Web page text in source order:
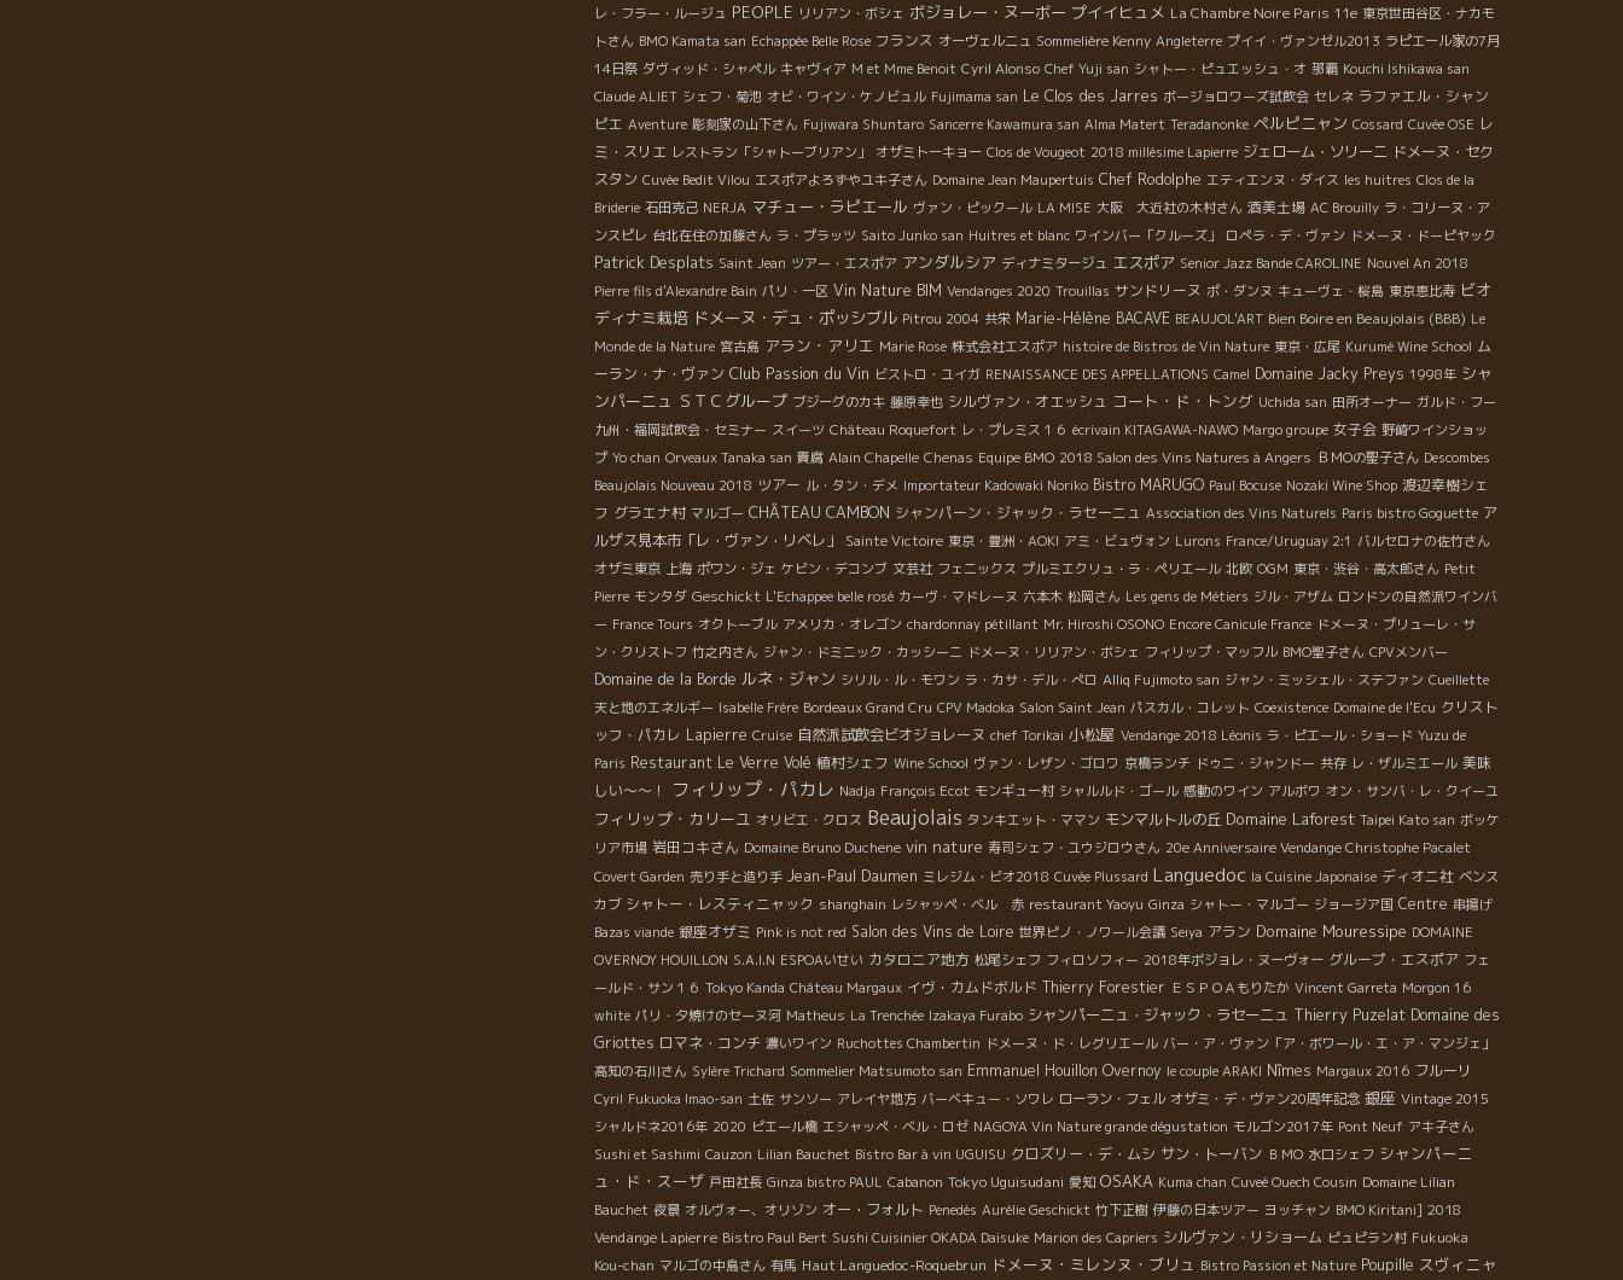
レ・フラー・ルージュ PEOPLE リリアン・ボシェ ボジョレー・ヌーボー プイイヒュメ La Chambre Noire Paris 11e 東京世田谷区・ナカモ
トさん BMO Kamata san Echappée Belle Rose フランス オーヴェルニュ Sommelière Kenny Angleterre プイイ・ヴァンゼル2013 ラピエール家の7月
14日祭 ダヴィッド・シャペル キャヴィア M et Mme Benoit Cyril Alonso Chef Yuji san シャトー・ピュエッシュ・オ 那覇 Kouchi Ishikawa san
Claude ALIET シェフ・菊池 オビ・ワイン・ケノビュル Fujimama san Le Clos des Jarres ボージョロワーズ試飲会 セレネ ラファエル・シャン
ピエ Aventure 彫刻家の山下さん Fujiwara Shuntaro Sancerre Kawamura san Alma Matert Teradanonke ペルピニャン Cossard Cuvée OSE レ
ミ・スリエ レストラン「シャトーブリアン」 オザミトーキョー Clos de Vougeot 2018 millésime Lapierre ジェローム・ソリーニ ドメーヌ・セク
スタン Cuvée Bedit Vilou エスポアよろずやユキ子さん Domaine Jean Maupertuis Chef Rodolphe エティエンヌ・ダイス les huitres Clos de la
Briderie 石田克己 NERJA マチュー・ラピエール ヴァン・ピックール LA MISE 大阪 大近社の木村さん 酒美土場 AC Brouilly ラ・コリーヌ・ア
ンスピレ 台北在住の加藤さん ラ・プラッツ Saito Junko san Huitres et blanc ワインバー「クルーズ」 ロペラ・デ・ヴァン ドメーヌ・ドーピヤック
Patrick Desplats Saint Jean ツアー・エスポア アンダルシア ディナミタージュ エスポア Senior Jazz Bande CAROLINE Nouvel An 2018
Pierre fils d'Alexandre Bain パリ・一区 Vin Nature BIM Vendanges 2020 Trouillas サンドリーヌ ポ・ダンヌ キューヴェ・桜島 東京恵比寿 ビオ
ディナミ栽培 ドメーヌ・デュ・ポッシブル Pitrou 2004 共栄 Marie-Hélène BACAVE BEAUJOL'ART Bien Boire en Beaujolais (BBB) Le
Monde de la Nature 宮古島 アラン・アリエ Marie Rose 株式会社エスポア histoire de Bistros de Vin Nature 東京・広尾 Kurumé Wine School ム
ーラン・ナ・ヴァン Club Passion du Vin ビストロ・ユイガ RENAISSANCE DES APPELLATIONS Camel Domaine Jacky Preys 1998年 シャ
ンパーニュ ＳＴＣグループ ブジーグのカキ 藤原幸也 シルヴァン・オエッシュ コート・ド・トング Uchida san 田所オーナー ガルド・フー
九州・福岡試飲会・セミナー スイーツ Château Roquefort レ・プレミス１６ écrivain KITAGAWA-NAWO Margo groupe 女子会 野崎ワインショッ
プ Yo chan Orveaux Tanaka san 貴腐 Alain Chapelle Chenas Equipe BMO 2018 Salon des Vins Natures à Angers ＢＭОの聖子さん Descombes
Beaujolais Nouveau 2018 ツアー ル・タン・デメ Importateur Kadowaki Noriko Bistro MARUGO Paul Bocuse Nozaki Wine Shop 渡辺幸樹シェ
フ グラエナ村 マルゴー CHÂTEAU CAMBON シャンパーン・ジャック・ラセーニュ Association des Vins Naturels Paris bistro Goguette ア
ルザス見本市「レ・ヴァン・リベレ」
Sainte Victoire 東京・豊洲・AOKI アミ・ビュヴォン Lurons France/Uruguay 2:1 バルセロナの佐竹さん
オザミ東京 上海 ポワン・ジェ ケビン・デコンブ 文芸社 フェニックス プルミエクリュ・ラ・ペリエール 北欧 OGM 東京・渋谷・高太郎さん Petit
Pierre モンタダ Geschickt L'Echappee belle rosé カーヴ・マドレーヌ 六本木 松岡さん Les gens de Métiers ジル・アザム ロンドンの自然派ワインバ
ー France Tours オクトーブル アメリカ・オレゴン chardonnay pétillant Mr. Hiroshi OSONO Encore Canicule France ドメーヌ・プリューレ・サ
ン・クリストフ 竹之内さん ジャン・ドミニック・カッシーニ ドメーヌ・リリアン・ボシェ フィリップ・マッフル BMO聖子さん CPVメンバー
Domaine de la Borde ルネ・ジャン シリル・ル・モワン ラ・カサ・デル・ぺロ Alliq Fujimoto san ジャン・ミッシェル・ステファン Cueillette
天と地のエネルギー Isabelle Frère Bordeaux Grand Cru CPV Madoka Salon Saint Jean パスカル・コレット Coexistence Domaine de l'Ecu クリスト
ッフ・パカレ Lapierre Cruise 自然派試飲会ビオジョレーヌ chef Torikai 小松屋 Vendange 2018 Léonis ラ・ピエール・ショード Yuzu de
Paris Restaurant Le Verre Volé 植村シェフ Wine School ヴァン・レザン・ゴロワ 京橋ランチ ドゥニ・ジャンドー 共存 レ・ザルミエール 美味
しい～～！
フィリップ・パカレ Nadja François Ecot モンギュー村 シャルルド・ゴール 感動のワイン アルボワ オン・サンバ・レ・クイーユ
フィリップ・カリーユ オリビエ・クロス Beaujolais タンキエット・ママン モンマルトルの丘 Domaine Laforest Taipei Kato san ボッケ
リア市場 岩田コキさん Domaine Bruno Duchene vin nature 寿司シェフ・ユウジロウさん 20e Anniversaire Vendange Christophe Pacalet
Covert Garden 売り手と造り手 Jean-Paul Daumen ミレジム・ビオ2018 Cuvée Plussard Languedoc la Cuisine Japonaise ディオニ社 ベンス
カブ シャトー・レスティニャック shanghain レシャッペ・ベル 赤 restaurant Yaoyu Ginza シャトー・マルゴー ジョージア国 Centre 串揚げ
Bazas viande 銀座オザミ Pink is not red Salon des Vins de Loire 世界ピノ・ノワール会議 Seiya アラン Domaine Mouressipe DOMAINE
OVERNOY HOUILLON S.A.I.N ESPOAいせい カタロニア地方 松尾シェフ フィロソフィー 2018年ボジョレ・ヌーヴォー グループ・エスポア フェ
ールド・サン１６ Tokyo Kanda Château Margaux イヴ・カムドボルド Thierry Forestier ＥＳＰＯＡもりたか Vincent Garreta Morgon 16
white パリ・夕焼けのセーヌ河 Matheus La Trenchée Izakaya Furabo シャンパーニュ・ジャック・ラセーニュ Thierry Puzelat Domaine des
Griottes ロマネ・コンチ 濃いワイン Ruchottes Chambertin ドメーヌ・ド・レグリエール バー・ア・ヴァン「ア・ボワール・エ・ア・マンジェ」
高知の石川さん Sylère Trichard Sommelier Matsumoto san Emmanuel Houillon Overnoy le couple ARAKI Nîmes Margaux 2016 フルーリ
Cyril Fukuoka Imao-san 土佐 サンソー アレイヤ地方 バーベキュー・ソワレ ローラン・フェル オザミ・デ・ヴァン20周年記念 銀座 Vintage 2015
シャルドネ2016年 2020 ピエール橋 エシャッペ・ベル・ロゼ NAGOYA Vin Nature grande dégustation モルゴン2017年 Pont Neuf アキ子さん
Sushi et Sashimi Cauzon Lilian Bauchet Bistro Bar à vin UGUISU クロズリー・デ・ムシ サン・トーバン ＢＭО 水口シェフ シャンパーニ
ュ・ド・スーザ 戸田社長 Ginza bistro PAUL Cabanon Tokyo Uguisudani 愛知 OSAKA Kuma chan Cuveé Ouech Cousin Domaine Lilian
Bauchet 夜景 オルヴォー、オリゾン オー・フォルト Penedès Aurélie Geschickt 竹下正樹 伊藤の日本ツアー ヨッチャン BMO Kiritani] 2018
Vendange Lapierre Bistro Paul Bert Sushi Cuisinier OKADA Daisuke Marion des Capriers シルヴァン・リショーム ピュピラン村 Fukuoka
Kou-chan マルゴの中島さん 有馬 Haut Languedoc-Roquebrun ドメーヌ・ミレンヌ・ブリュ Bistro Passion et Nature Poupille スヴィニャ